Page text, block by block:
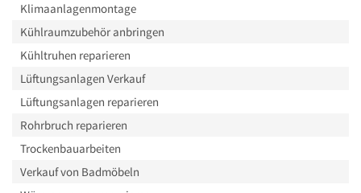
Klimaanlagenmontage
Kühlraumzubehör anbringen
Kühltruhen reparieren
Lüftungsanlagen Verkauf
Lüftungsanlagen reparieren
Rohrbruch reparieren
Trockenbauarbeiten
Verkauf von Badmöbeln